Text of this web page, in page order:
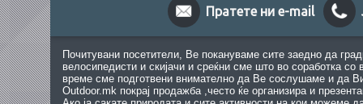
Пратете ни e-mail
Почитувани посетители, Ве покануваме сите заедно да
велосипедисти и скијачи и среќни сме што во соработка
време сме подготвени внимателно да Ве сослушаме и да
Outdoor.mk покрај продажба ,често ќе организира и